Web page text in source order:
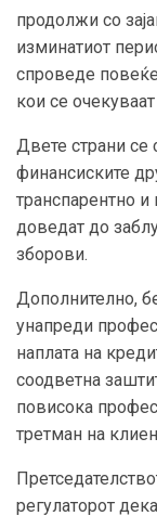
продолжи со
изминатиот
спроведе
кои се
Двете страни се
финансиските
транспарентно
доведат до
зборови.
Дополнително,
унапреди
наплата на
соодветна
повисока
третман на
регулаторот